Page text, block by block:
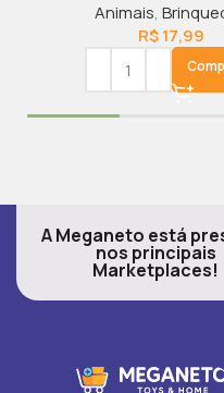
Animais,
R$17,99
A Meganeto está
nos principais
Marketplaces!